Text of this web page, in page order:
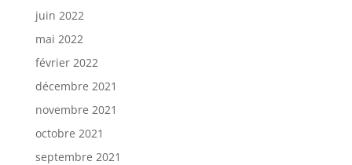
juin 2022
mai 2022
février 2022
décembre 2021
novembre 2021
octobre 2021
septembre 2021